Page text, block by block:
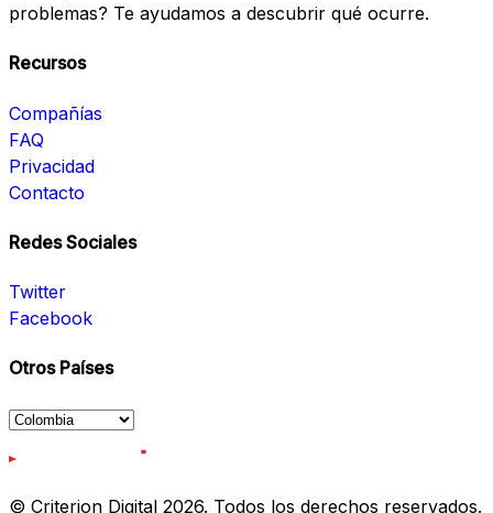
problemas? Te ayudamos a descubrir qué ocurre.
Recursos
Compañías
FAQ
Privacidad
Contacto
Redes Sociales
Twitter
Facebook
Otros Países
© Criterion Digital 2026. Todos los derechos reservados.